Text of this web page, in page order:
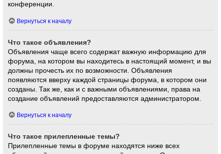
конференции.
Вернуться к началу
Что такое объявления?
Объявления чаще всего содержат важную информацию для
форума, на котором вы находитесь в настоящий момент, и вы
должны прочесть их по возможности. Объявления
появляются вверху каждой страницы форума, в котором они
созданы. Так же, как и с важными объявлениями, права на
создание объявлений предоставляются администратором.
Вернуться к началу
Что такое прилепленные темы?
Прилепленные темы в форуме находятся ниже всех